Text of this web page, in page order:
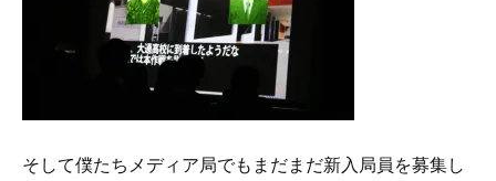
そして僕たちメディア局でもまだまだ新入局員を募集し